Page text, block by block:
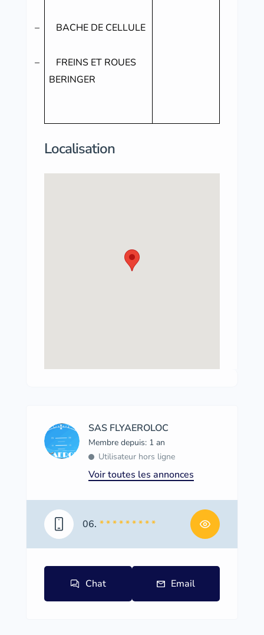
– BACHE DE CELLULE
–
FREINS ET ROUES
BERINGER
Localisation
SAS FLYAEROLOC
Membre depuis: 1 an
Utilisateur hors ligne
Voir toutes les annonces
06. * * * * * * * * *
Chat Email